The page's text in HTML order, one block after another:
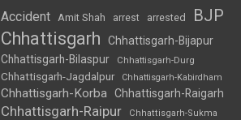
Accident Amit Shah arrest arrested BJP
Chhattisgarh
Chhattisgarh-Bijapur
Chhattisgarh-Bilaspur
Chhattisgarh-Durg
Chhattisgarh-Jagdalpur Chhattisgarh-Kabirdham
Chhattisgarh-Korba Chhattisgarh-Raigarh
Chhattisgarh-Raipur
Chhattisgarh-Sukma